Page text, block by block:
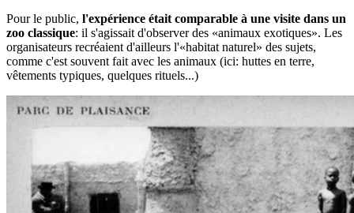
Pour le public, l'expérience était comparable à une visite dans un
zoo classique: il s'agissait d'observer des «animaux exotiques». Les
organisateurs recréaient d'ailleurs l'«habitat naturel» des sujets,
comme c'est souvent fait avec les animaux (ici: huttes en terre,
vêtements typiques, quelques rituels...)